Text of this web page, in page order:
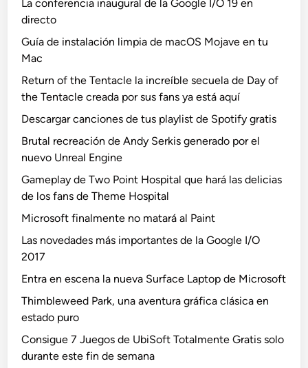
La conferencia inaugural de la Google I/O 19 en
directo
Guía de instalación limpia de macOS Mojave en tu
Mac
Return of the Tentacle la increíble secuela de Day of
the Tentacle creada por sus fans ya está aquí
Descargar canciones de tus playlist de Spotify gratis
Brutal recreación de Andy Serkis generado por el
nuevo Unreal Engine
Gameplay de Two Point Hospital que hará las delicias
de los fans de Theme Hospital
Microsoft finalmente no matará al Paint
Las novedades más importantes de la Google I/O
2017
Entra en escena la nueva Surface Laptop de Microsoft
Thimbleweed Park, una aventura gráfica clásica en
estado puro
Consigue 7 Juegos de UbiSoft Totalmente Gratis solo
durante este fin de semana